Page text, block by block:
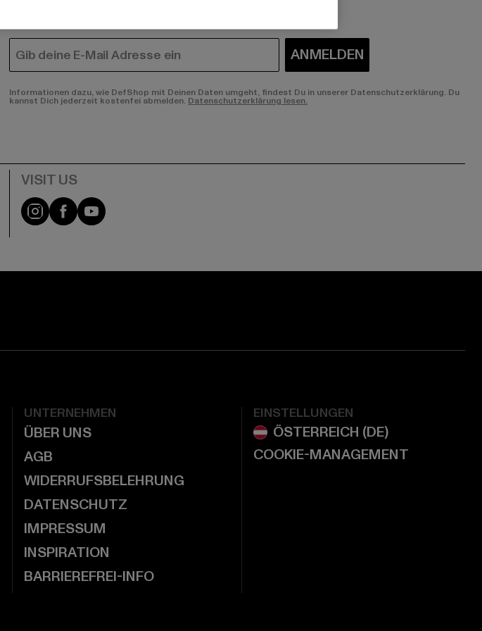
E-MAIL ANMELDEN
Informationen dazu, wie DefShop mit Deinen Daten umgeht, findest Du in unserer Datenschutzerklärung. Du
kannst Dich jederzeit kostenfei abmelden. Datenschutzerklärung lesen.
Visit our Instagram page:
Visit our Facebook page:
Visit our YouTube channel:
UNTERNEHMEN
ÜBER UNS
AGB
WIDERRUFSBELEHRUNG
DATENSCHUTZ
IMPRESSUM
INSPIRATION
BARRIEREFREI-INFO
EINSTELLUNGEN
COOKIE-MANAGEMENT